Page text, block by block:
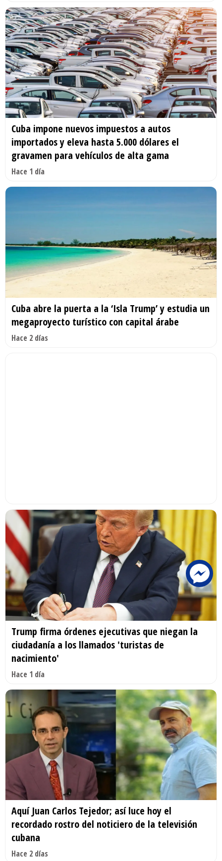
Cuba impone nuevos impuestos a autos
importados y eleva hasta 5.000 dólares el
gravamen para vehículos de alta gama
Hace 1 día
Cuba abre la puerta a la ‘Isla Trump’ y estudia un
megaproyecto turístico con capital árabe
Hace 2 días
Trump firma órdenes ejecutivas que niegan la
ciudadanía a los llamados 'turistas de
nacimiento'
Hace 1 día
Aquí Juan Carlos Tejedor; así luce hoy el
recordado rostro del noticiero de la televisión
cubana
Hace 2 días